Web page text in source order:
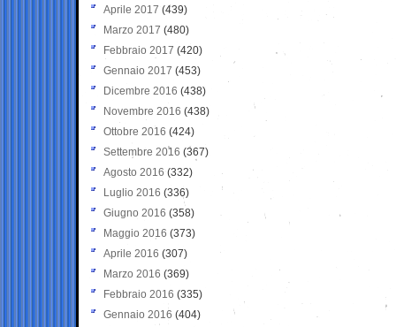
Aprile 2017 (439)
Marzo 2017 (480)
Febbraio 2017 (420)
Gennaio 2017 (453)
Dicembre 2016 (438)
Novembre 2016 (438)
Ottobre 2016 (424)
Settembre 2016 (367)
Agosto 2016 (332)
Luglio 2016 (336)
Giugno 2016 (358)
Maggio 2016 (373)
Aprile 2016 (307)
Marzo 2016 (369)
Febbraio 2016 (335)
Gennaio 2016 (404)